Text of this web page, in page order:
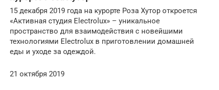
15 декабря 2019 года на курорте Роза Хутор откроется
«Активная студия Electrolux» – уникальное
пространство для взаимодействия с новейшими
технологиями Electrolux в приготовлении домашней
еды и уходе за одеждой.
21 октября 2019